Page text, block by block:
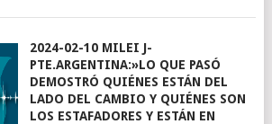
2024-02-10 MILEI J-
PTE.ARGENTINA:»LO QUE PASÓ
DEMOSTRÓ QUIÉNES ESTÁN DEL
LADO DEL CAMBIO Y QUIÉNES SON
LOS ESTAFADORES Y ESTÁN EN